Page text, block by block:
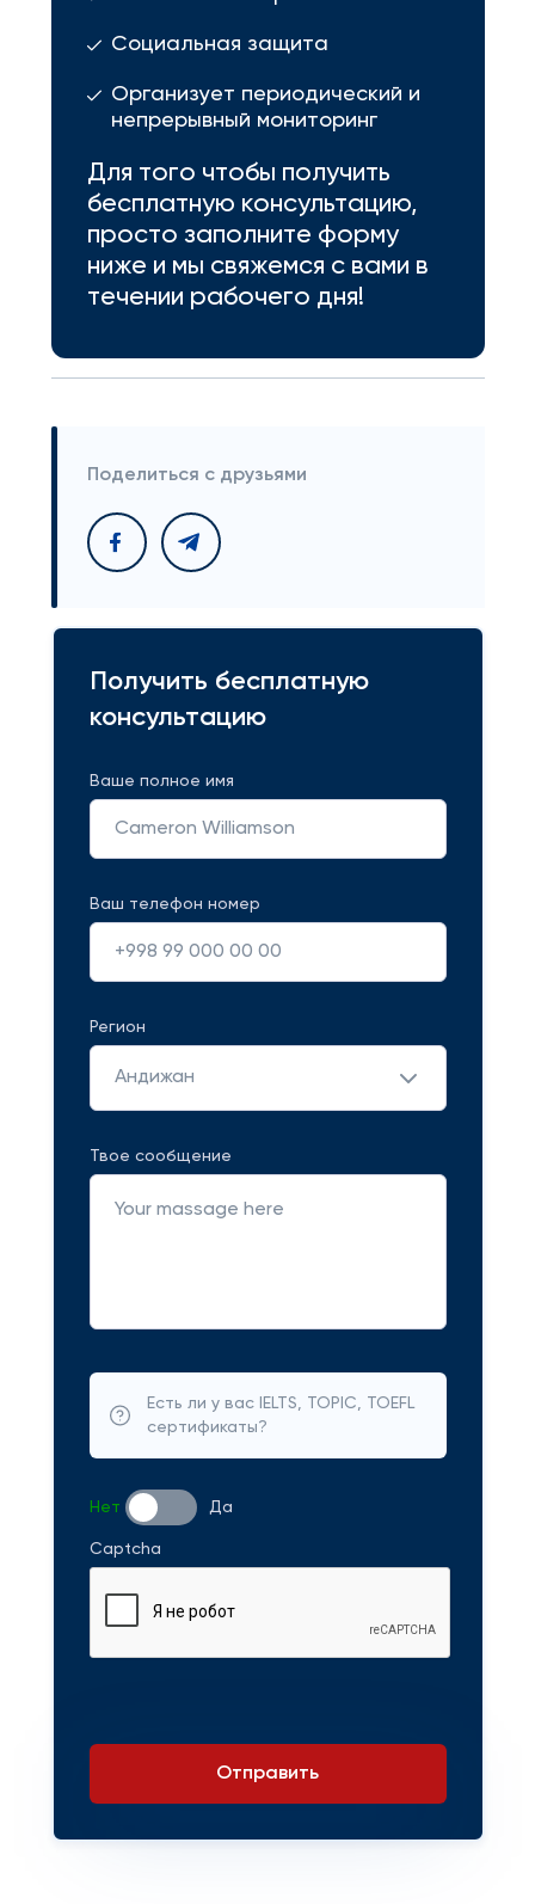
Социальная защита
Организует периодический и
непрерывный мониторинг
Для того чтобы получить
бесплатную консультацию,
просто заполните форму
ниже и мы свяжемся с вами в
течении рабочего дня!
Поделиться с друзьями
Получить бесплатную
консультацию
Ваше полное имя
Ваш телефон номер
Регион
Андижан
Твое сообщение
Есть ли у вас IELTS, TOPIC, TOEFL
сертификаты?
Нет Да
Captcha
Отправить